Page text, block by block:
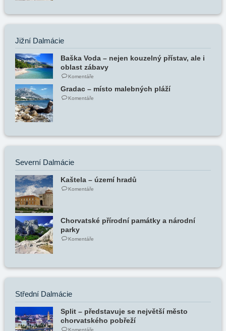
Jižní Dalmácie
Baška Voda – nejen kouzelný přístav, ale i
oblast zábavy
Komentáře
Gradac – místo malebných pláží
Komentáře
Severní Dalmácie
Kaštela – území hradů
Komentáře
Chorvatské přírodní památky a národní
parky
Komentáře
Střední Dalmácie
Split – představuje se největší město
chorvatského pobřeží
Komentáře